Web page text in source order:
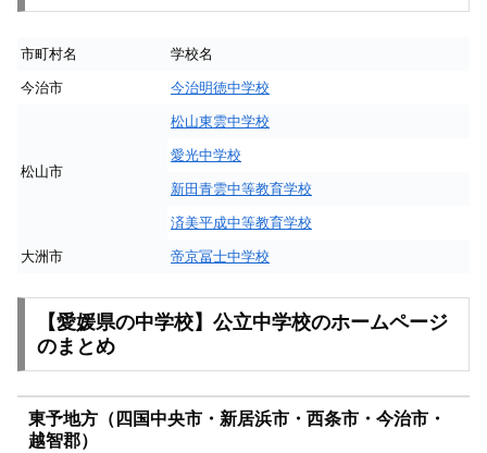
市町村名 学校名
今治市 今治明徳中学校
松山市
松山東雲中学校
愛光中学校
新田青雲中等教育学校
済美平成中等教育学校
大洲市 帝京冨士中学校
【愛媛県の中学校】公立中学校のホームページ
のまとめ
東予地方（四国中央市・新居浜市・西条市・今治市・
越智郡）